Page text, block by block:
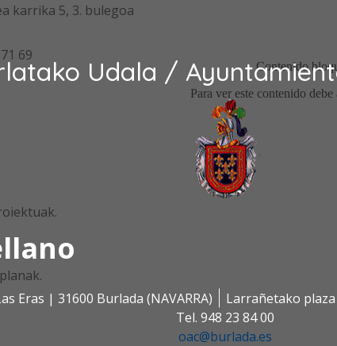
Udala /
Eras | 31600 Burlada (NAVARRA)
Larrañetako plaza
Tel. 948 23 84 00
oac@burlada.es
karrika 5, 3. bulegoa
69